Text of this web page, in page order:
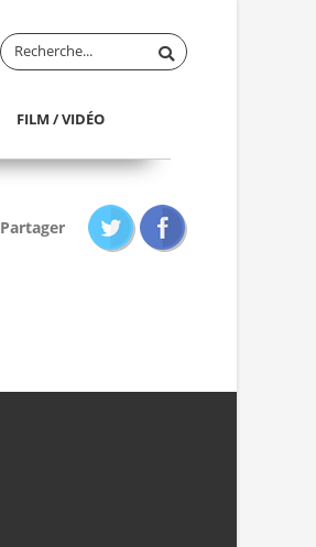
FILM / VIDÉO
Partager